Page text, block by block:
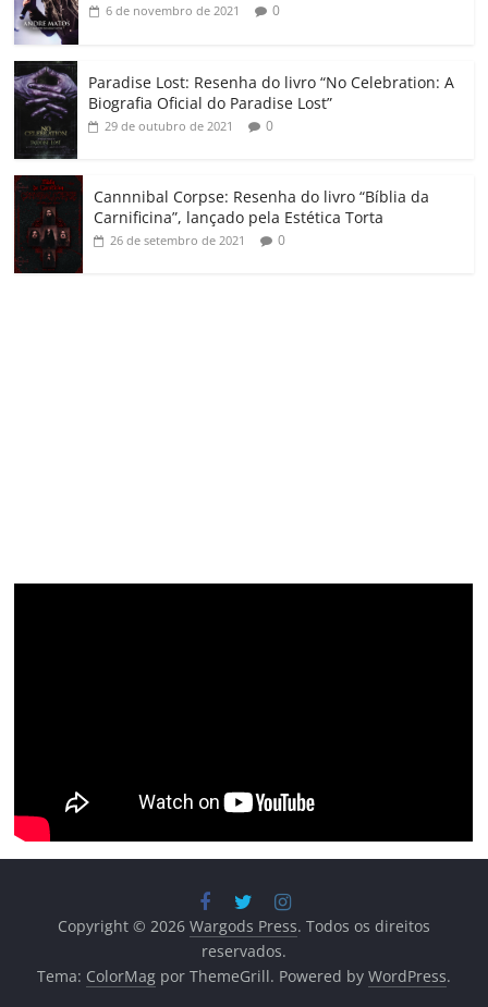
6 de novembro de 2021 0
Paradise Lost: Resenha do livro “No Celebration: A
Biografia Oficial do Paradise Lost”
29 de outubro de 2021 0
Cannnibal Corpse: Resenha do livro “Bíblia da
Carnificina”, lançado pela Estética Torta
26 de setembro de 2021 0
Copyright © 2026 Wargods Press. Todos os direitos
reservados.
Tema: ColorMagpor ThemeGrill. Powered by WordPress.